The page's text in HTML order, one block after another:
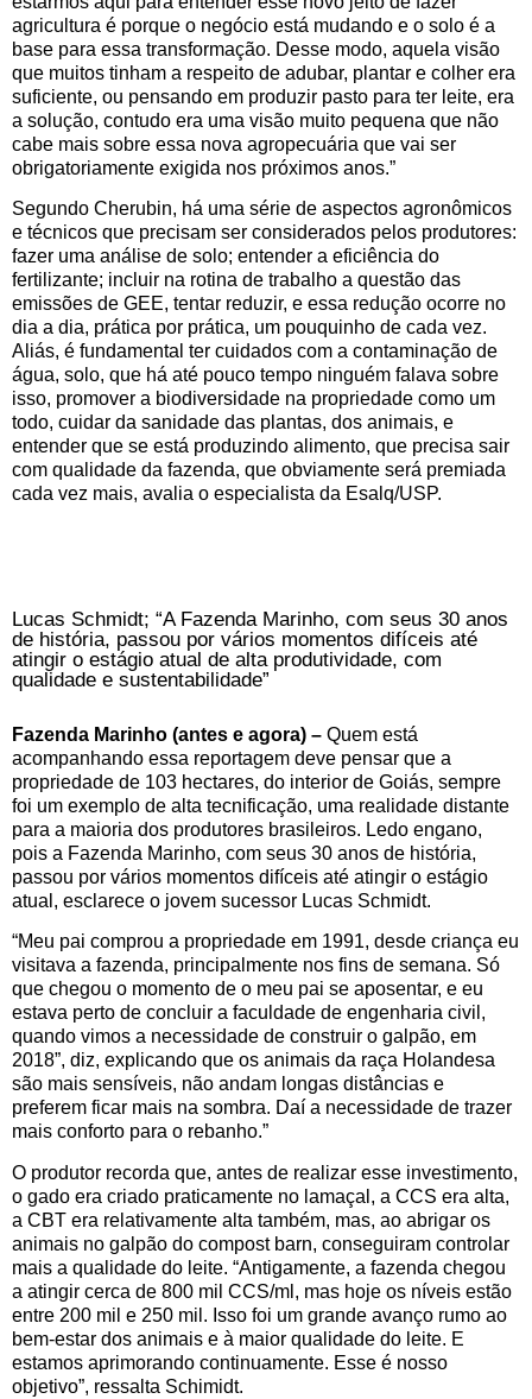
agricultura é porque o negócio está mudando e o solo é a
base para essa transformação. Desse modo, aquela visão
que muitos tinham a respeito de adubar, plantar e colher era
suficiente, ou pensando em produzir pasto para ter leite, era
a solução, contudo era uma visão muito pequena que não
cabe mais sobre essa nova agropecuária que vai ser
obrigatoriamente exigida nos próximos anos.”
Segundo Cherubin, há uma série de aspectos agronômicos
e técnicos que precisam ser considerados pelos produtores:
fazer uma análise de solo; entender a eficiência do
fertilizante; incluir na rotina de trabalho a questão das
emissões de GEE, tentar reduzir, e essa redução ocorre no
dia a dia, prática por prática, um pouquinho de cada vez.
Aliás, é fundamental ter cuidados com a contaminação de
água, solo, que há até pouco tempo ninguém falava sobre
isso, promover a biodiversidade na propriedade como um
todo, cuidar da sanidade das plantas, dos animais, e
entender que se está produzindo alimento, que precisa sair
com qualidade da fazenda, que obviamente será premiada
cada vez mais, avalia o especialista da Esalq/USP.
Lucas Schmidt; “A Fazenda Marinho, com seus 30 anos
de história, passou por vários momentos difíceis até
atingir o estágio atual de alta produtividade, com
qualidade e sustentabilidade”
Fazenda Marinho (antes e agora) – Quem está
acompanhando essa reportagem deve pensar que a
propriedade de 103 hectares, do interior de Goiás, sempre
foi um exemplo de alta tecnificação, uma realidade distante
para a maioria dos produtores brasileiros. Ledo engano,
pois a Fazenda Marinho, com seus 30 anos de história,
passou por vários momentos difíceis até atingir o estágio
atual, esclarece o jovem sucessor Lucas Schmidt.
“Meu pai comprou a propriedade em 1991, desde criança eu
visitava a fazenda, principalmente nos fins de semana. Só
que chegou o momento de o meu pai se aposentar, e eu
estava perto de concluir a faculdade de engenharia civil,
quando vimos a necessidade de construir o galpão, em
2018”, diz, explicando que os animais da raça Holandesa
são mais sensíveis, não andam longas distâncias e
preferem ficar mais na sombra. Daí a necessidade de trazer
mais conforto para o rebanho.”
O produtor recorda que, antes de realizar esse investimento,
o gado era criado praticamente no lamaçal, a CCS era alta,
a CBT era relativamente alta também, mas, ao abrigar os
animais no galpão do compost barn, conseguiram controlar
mais a qualidade do leite. “Antigamente, a fazenda chegou
a atingir cerca de 800 mil CCS/ml, mas hoje os níveis estão
entre 200 mil e 250 mil. Isso foi um grande avanço rumo ao
bem-estar dos animais e à maior qualidade do leite. E
estamos aprimorando continuamente. Esse é nosso
objetivo”, ressalta Schimidt.